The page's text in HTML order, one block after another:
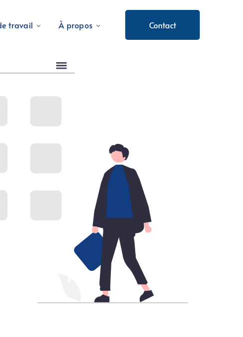
Contact
travail À propos